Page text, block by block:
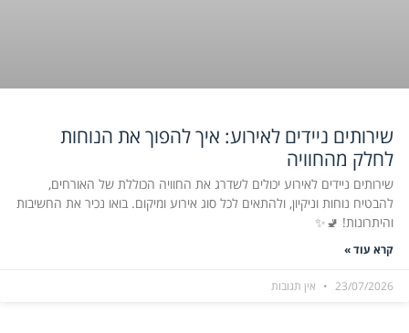
שירותים ניידים לאירוע: איך להפוך את הנוחות
לחלק מהחוויה
שירותים ניידים לאירוע יכולים לשדרג את החוויה הכוללת של האורחים,
להבטיח נוחות וניקיון, ולהתאים לכל סוג אירוע ומיקום. בואו נכיר את החשיבות
והיתרונות! 🚽✨
קרא עוד »
23/07/2026 אין תגובות